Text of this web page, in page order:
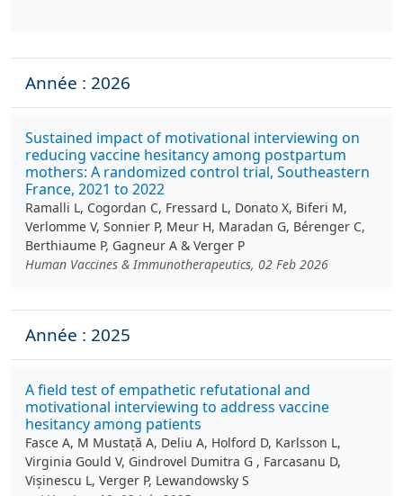
Année : 2026
Sustained impact of motivational interviewing on
reducing vaccine hesitancy among postpartum
mothers: A randomized control trial, Southeastern
France, 2021 to 2022
Ramalli L, Cogordan C, Fressard L, Donato X, Biferi M,
Verlomme V, Sonnier P, Meur H, Maradan G, Bérenger C,
Berthiaume P, Gagneur A & Verger P
Human Vaccines & Immunotherapeutics, 02 Feb 2026
Année : 2025
A field test of empathetic refutational and
motivational interviewing to address vaccine
hesitancy among patients
Fasce A, M Mustață A, Deliu A, Holford D, Karlsson L,
Virginia Gould V, Gindrovel Dumitra G , Farcasanu D,
Vișinescu L, Verger P, Lewandowsky S